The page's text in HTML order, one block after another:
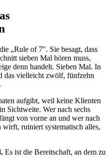
„Rule of 7″. Sie besagt, dass
sieben Mal hören muss,
denn handelt. Sieben Mal. In
das vielleicht zwölf, fünfzehn
aufgibt, weil keine Klienten
Sichtweite. Wer nach sechs
von vorne an und wer nach
wirft, ruiniert systematisch alles,
Es ist die Bereitschaft, an dem zu